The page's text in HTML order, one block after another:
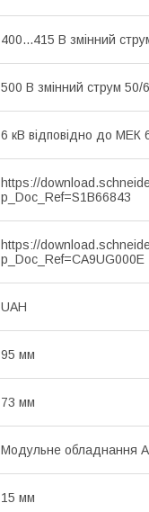
400...415 В змінний
500 В змінний струм
6 кВ відповідно до МЕК
https://
p_Doc_Ref=S1B66843
https://
p_Doc_Ref=CA9UG000E
UAH
95 мм
73 мм
Модульне обладнання
15 мм